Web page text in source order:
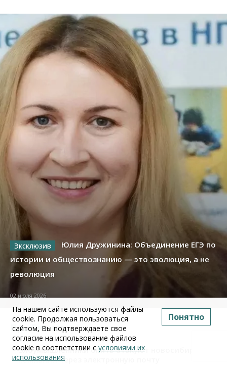
Юлия Дружинина: Объединение ЕГЭ по
истории и обществознанию — это эволюция, а не
революция
02 июля 2026
Про Бизнес
Бизнес Право&Порядок ПроБизнес
Злоумышленники опять атакуют новосибирские
компании через электронную почту
На нашем сайте используются файлы
cookie. Продолжая пользоваться
сайтом, Вы подтверждаете свое
согласие на использование файлов
cookie в соответствии с условиями их
использования
Понятно